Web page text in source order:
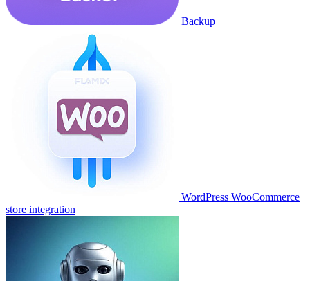
Backup
WordPress WooCommerce
store integration